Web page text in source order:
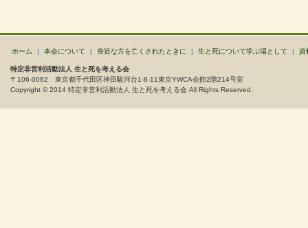
ホーム | 本会について | 身近な方を亡くされたときに | 生と死について学ぶ場として | 資
特定非営利活動法人 生と死を考える会
〒106-0062 東京都千代田区神田駿河台1-8-11東京YWCA会館2階214号室
Copyright © 2014 特定非営利活動法人 生と死を考える会 All Rights Reserved.